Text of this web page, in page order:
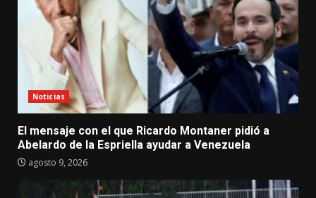
Noticias
El mensaje con el que Ricardo Montaner pidió a
Abelardo de la Espriella ayudar a Venezuela
agosto 9, 2026